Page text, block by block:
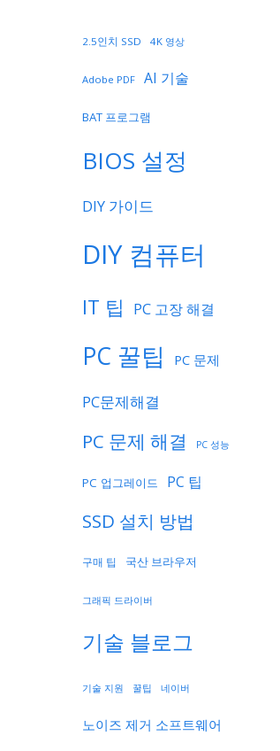
2.5인치 SSD 4K 영상
Adobe PDF AI 기술
BAT 프로그램
BIOS 설정
DIY 가이드
DIY 컴퓨터
IT 팁 PC 고장 해결
PC 꿀팁 PC 문제
PC문제해결
PC 문제 해결 PC 성능
PC 업그레이드 PC 팁
SSD 설치 방법
구매 팁 국산 브라우저
그래픽 드라이버
기술 블로그
기술 지원 꿀팁 네이버
노이즈 제거 소프트웨어